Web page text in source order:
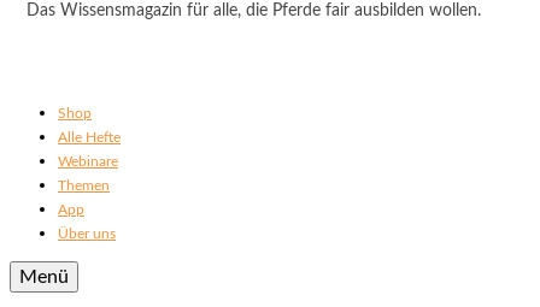
Das Wissensmagazin für alle, die Pferde fair ausbilden wollen.
Shop
Alle Hefte
Webinare
Themen
App
Über uns
Menü